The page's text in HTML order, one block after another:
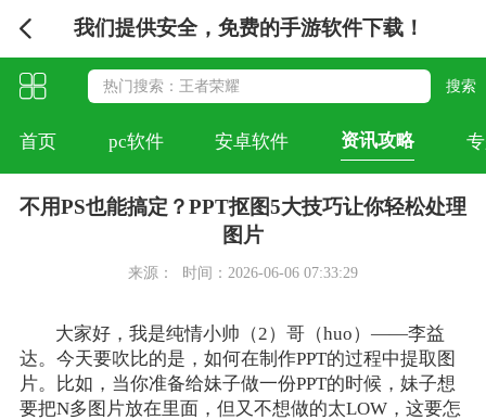
我们提供安全，免费的手游软件下载！
首页 pc软件 安卓软件 资讯攻略
不用PS也能搞定？PPT抠图5大技巧让你轻松处理
图片
来源： 时间：2026-06-06 07:33:29
大家好，我是纯情小帅（2）哥（huo）——李益
达。今天要吹比的是，如何在制作PPT的过程中提取图
片。比如，当你准备给妹子做一份PPT的时候，妹子想
要把N多图片放在里面，但又不想做的太LOW，这要怎